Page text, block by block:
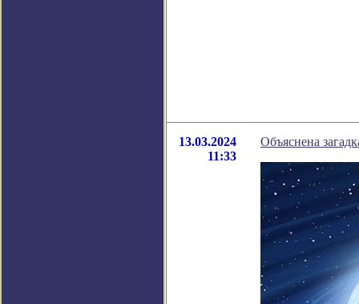
13.03.2024
11:33
Объяснена